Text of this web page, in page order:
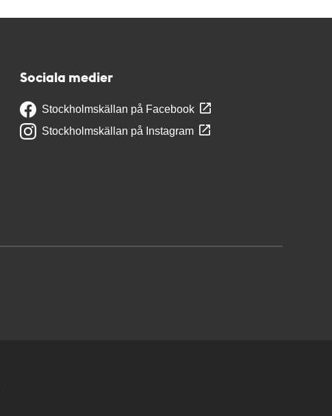
Sociala medier
Stockholmskällan på Facebook
Stockholmskällan på Instagram